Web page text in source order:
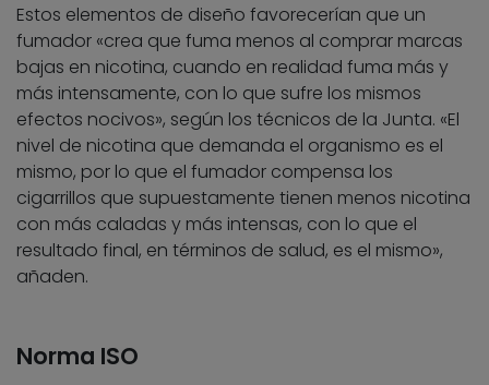
Estos elementos de diseño favorecerían que un
fumador «crea que fuma menos al comprar marcas
bajas en nicotina, cuando en realidad fuma más y
más intensamente, con lo que sufre los mismos
efectos nocivos», según los técnicos de la Junta. «El
nivel de nicotina que demanda el organismo es el
mismo, por lo que el fumador compensa los
cigarrillos que supuestamente tienen menos nicotina
con más caladas y más intensas, con lo que el
resultado final, en términos de salud, es el mismo»,
añaden.
Norma ISO